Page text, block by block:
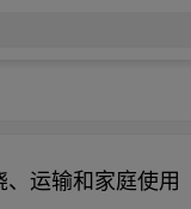
运输和家庭使用